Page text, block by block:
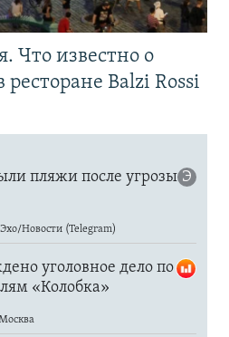
Что известно о
Balzi Rossi